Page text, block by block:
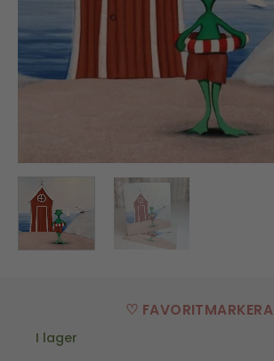
♡ FAVORITMARKERA
I lager